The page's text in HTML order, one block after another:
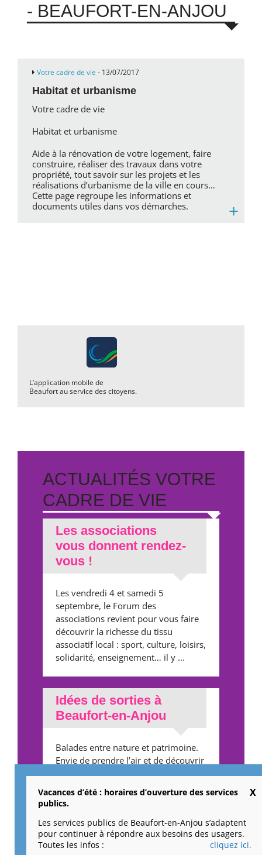
- BEAUFORT-EN-ANJOU
Votre cadre de vie - 13/07/2017
Habitat et urbanisme
Votre cadre de vie
Habitat et urbanisme
Aide à la rénovation de votre logement, faire
construire, réaliser des travaux dans votre
propriété, tout savoir sur les projets et les
réalisations d’urbanisme de la ville en cours…
Cette page regroupe les informations et
documents utiles dans vos démarches.
+
L’application mobile de
Beaufort au service des citoyens.
ACTUALITÉS VOTRE
CADRE DE VIE
Les associations
vous donnent rendez-
vous !
Les vendredi 4 et samedi 5
septembre, le Forum des
associations revient pour vous faire
découvrir la richesse du tissu
associatif local : sport, culture, loisirs,
solidarité, enseignement… il y ...
Idées de sorties à
Beaufort-en-Anjou
Balades entre nature et patrimoine.
Envie de prendre l’air et de découvrir
Beaufort-en-Anjou autrement ? À
pied ou à vélo, plusieurs balades et
sentiers vous invitent à explorer la
Vacances d’été : horaires d’ouverture des services
publics.
Les services publics de Beaufort-en-Anjou s’adaptent
pour continuer à répondre aux besoins des usagers.
Toutes les infos :
cliquez ici.